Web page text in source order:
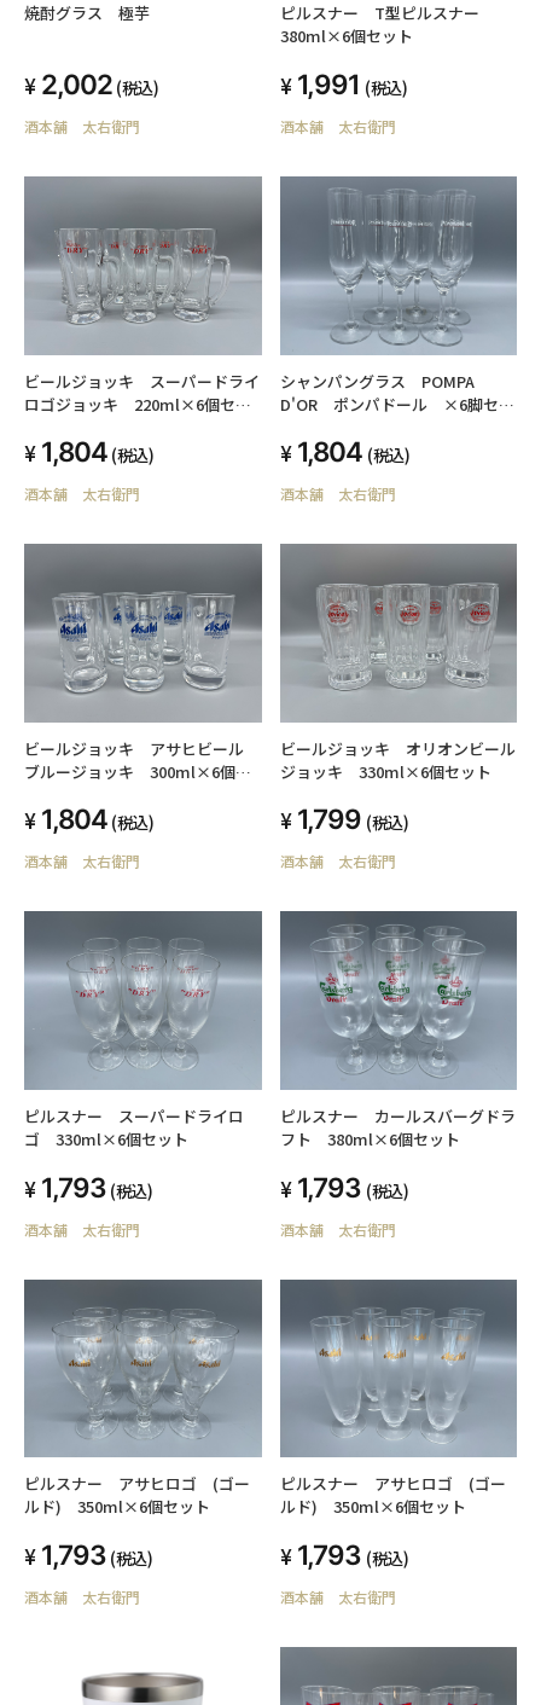
焼酎グラス 極芋
2,002 (税込)
酒本舗 太右衛門
ピルスナー T型ピルスナー
380ml×6個セット
1,991 (税込)
酒本舗 太右衛門
ビールジョッキ スーパードライ
ロゴジョッキ 220ml×6個セッ
1,804 (税込)
酒本舗 太右衛門
シャンパングラス POMPA
D'OR ポンパドール ×6脚セッ
1,804 (税込)
酒本舗 太右衛門
ビールジョッキ アサヒビール
ブルージョッキ 300ml×6個セ
1,804 (税込)
酒本舗 太右衛門
ビールジョッキ オリオンビール
ジョッキ 330ml×6個セット
1,799 (税込)
酒本舗 太右衛門
ピルスナー スーパードライロ
ゴ 330ml×6個セット
1,793 (税込)
酒本舗 太右衛門
ピルスナー カールスバーグドラ
フト 380ml×6個セット
1,793 (税込)
酒本舗 太右衛門
ピルスナー アサヒロゴ (ゴー
ルド) 350ml×6個セット
1,793 (税込)
酒本舗 太右衛門
ピルスナー アサヒロゴ (ゴー
ルド) 350ml×6個セット
1,793 (税込)
酒本舗 太右衛門